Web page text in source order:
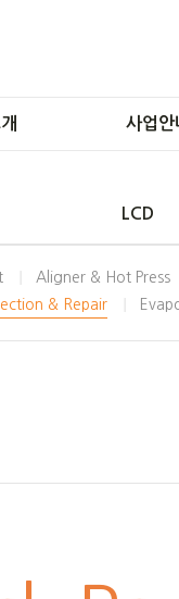
사업안
OLED 공
플라즈마
IT
Smart
LCD
Aligner & Hot Press
& Repair